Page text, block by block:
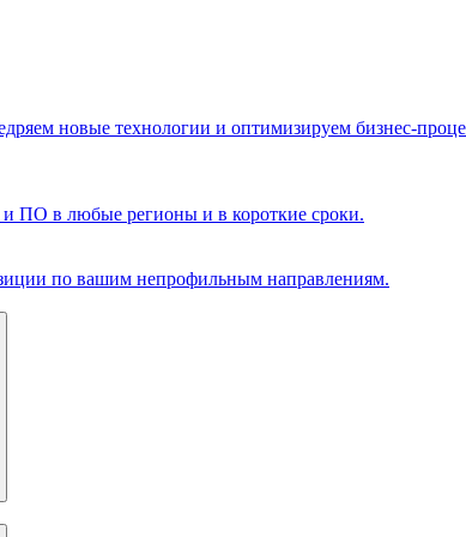
новые технологии и оптимизируем бизнес-
и ПО в любые регионы и в короткие сроки.
по вашим непрофильным направлениям.